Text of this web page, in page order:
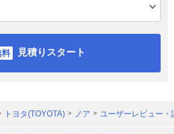
見積りスタート
トヨタ(TOYOTA) ノア ユーザーレビュー・